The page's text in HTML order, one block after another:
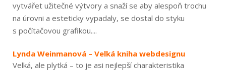
vytvářet užitečné výtvory a snaží se aby alespoň trochu
na úrovni a esteticky vypadaly, se dostal do styku
s počítačovou grafikou....
Lynda Weinmanová – Velká kniha webdesignu
Velká, ale plytká – to je asi nejlepší charakteristika